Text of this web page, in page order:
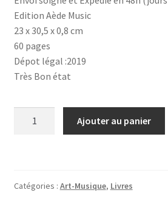
Edition Aède Music
23 x 30,5 x 0,8 cm
60 pages
Dépot légal :2019
Très Bon état
piano,
Ajouter au panier
Catégories : Art-Musique, Livres